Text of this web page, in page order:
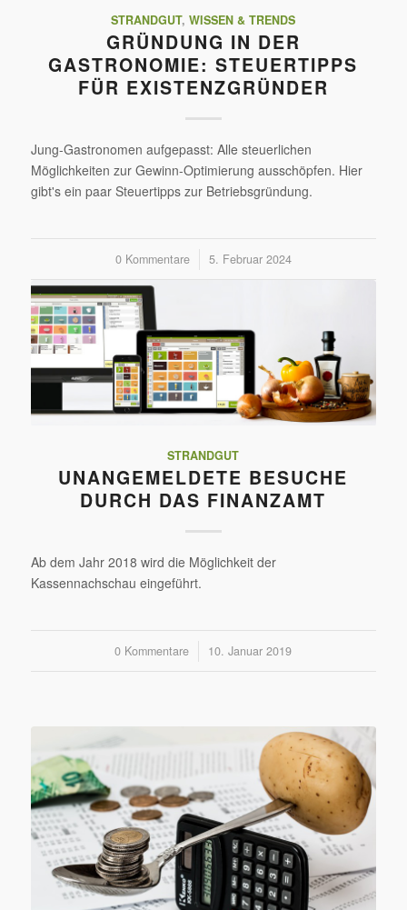
STRANDGUT,WISSEN & TRENDS
GRÜNDUNG IN DER
GASTRONOMIE: STEUERTIPPS
FÜR EXISTENZGRÜNDER
Jung-Gastronomen aufgepasst: Alle steuerlichen
Möglichkeiten zur Gewinn-Optimierung ausschöpfen. Hier
gibt's ein paar Steuertipps zur Betriebsgründung.
0 Kommentare
/ 5. Februar 2024
STRANDGUT
UNANGEMELDETE BESUCHE
DURCH DAS FINANZAMT
Ab dem Jahr 2018 wird die Möglichkeit der
Kassennachschau eingeführt.
0 Kommentare
/ 10. Januar 2019